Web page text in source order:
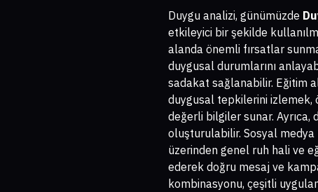
Duygu analizi, günümüzde
etkileyici bir şekilde
alanda önemli fırsatlar
duygusal durumlarını
sadakat sağlanabilir. Eğitim
duygusal tepkilerini izlemek,
değerli bilgiler sunar. Ayrıca,
oluşturulabilir. Sosyal
üzerinden genel ruh hali ve
ederek doğru mesaj ve
kombinasyonu, çeşitli